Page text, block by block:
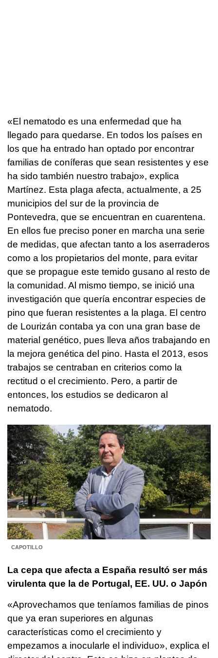
«El nematodo es una enfermedad que ha
llegado para quedarse. En todos los países en
los que ha entrado han optado por encontrar
familias de coníferas que sean resistentes y ese
ha sido también nuestro trabajo», explica
Martínez. Esta plaga afecta, actualmente, a 25
municipios del sur de la provincia de
Pontevedra, que se encuentran en cuarentena.
En ellos fue preciso poner en marcha una serie
de medidas, que afectan tanto a los aserraderos
como a los propietarios del monte, para evitar
que se propague este temido gusano al resto de
la comunidad. Al mismo tiempo, se inició una
investigación que quería encontrar especies de
pino que fueran resistentes a la plaga. El centro
de Lourizán contaba ya con una gran base de
material genético, pues lleva años trabajando en
la mejora genética del pino. Hasta el 2013, esos
trabajos se centraban en criterios como la
rectitud o el crecimiento. Pero, a partir de
entonces, los estudios se dedicaron al
nematodo.
CAPOTILLO
La cepa que afecta a España resultó ser más
virulenta que la de Portugal, EE. UU. o Japón
«Aprovechamos que teníamos familias de pinos
que ya eran superiores en algunas
características como el crecimiento y
empezamos a inocularle el individuo», explica el